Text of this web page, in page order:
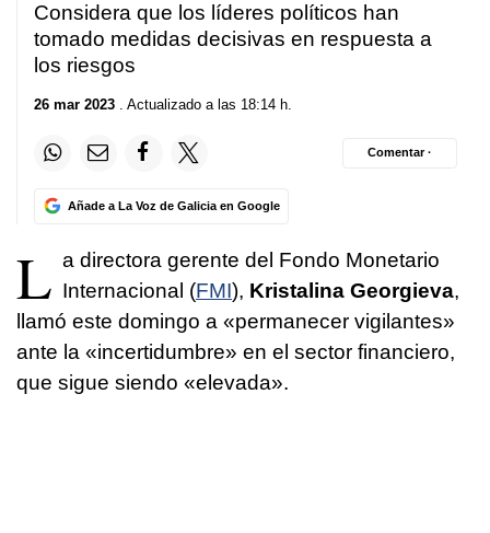
Considera que los líderes políticos han
tomado medidas decisivas en respuesta a
los riesgos
26 mar 2023 . Actualizado a las 18:14 h.
Añade a La Voz de Galicia en Google
Comentar ·
L a directora gerente del Fondo Monetario
Internacional (FMI), Kristalina Georgieva,
llamó este domingo a «permanecer vigilantes»
ante la «incertidumbre» en el sector financiero,
que sigue siendo «elevada».